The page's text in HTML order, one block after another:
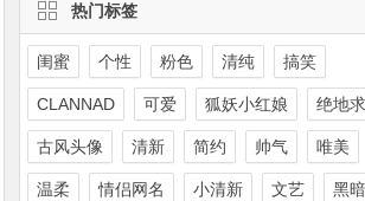
热门标签
闺蜜 个性 粉色 清纯 搞笑
CLANNAD 可爱 狐妖小红娘 绝地
古风头像 清新 简约 帅气 唯美
温柔 情侣网名 小清新 文艺 黑